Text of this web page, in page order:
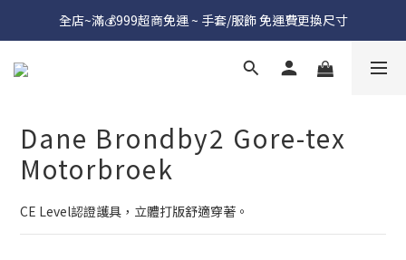
全店~滿💰999超商免運 ~ 手套/服飾 免運費更換尺寸
Dane Brondby2 Gore-tex
Motorbroek
CE Level認證護具，立體打版舒適穿著。